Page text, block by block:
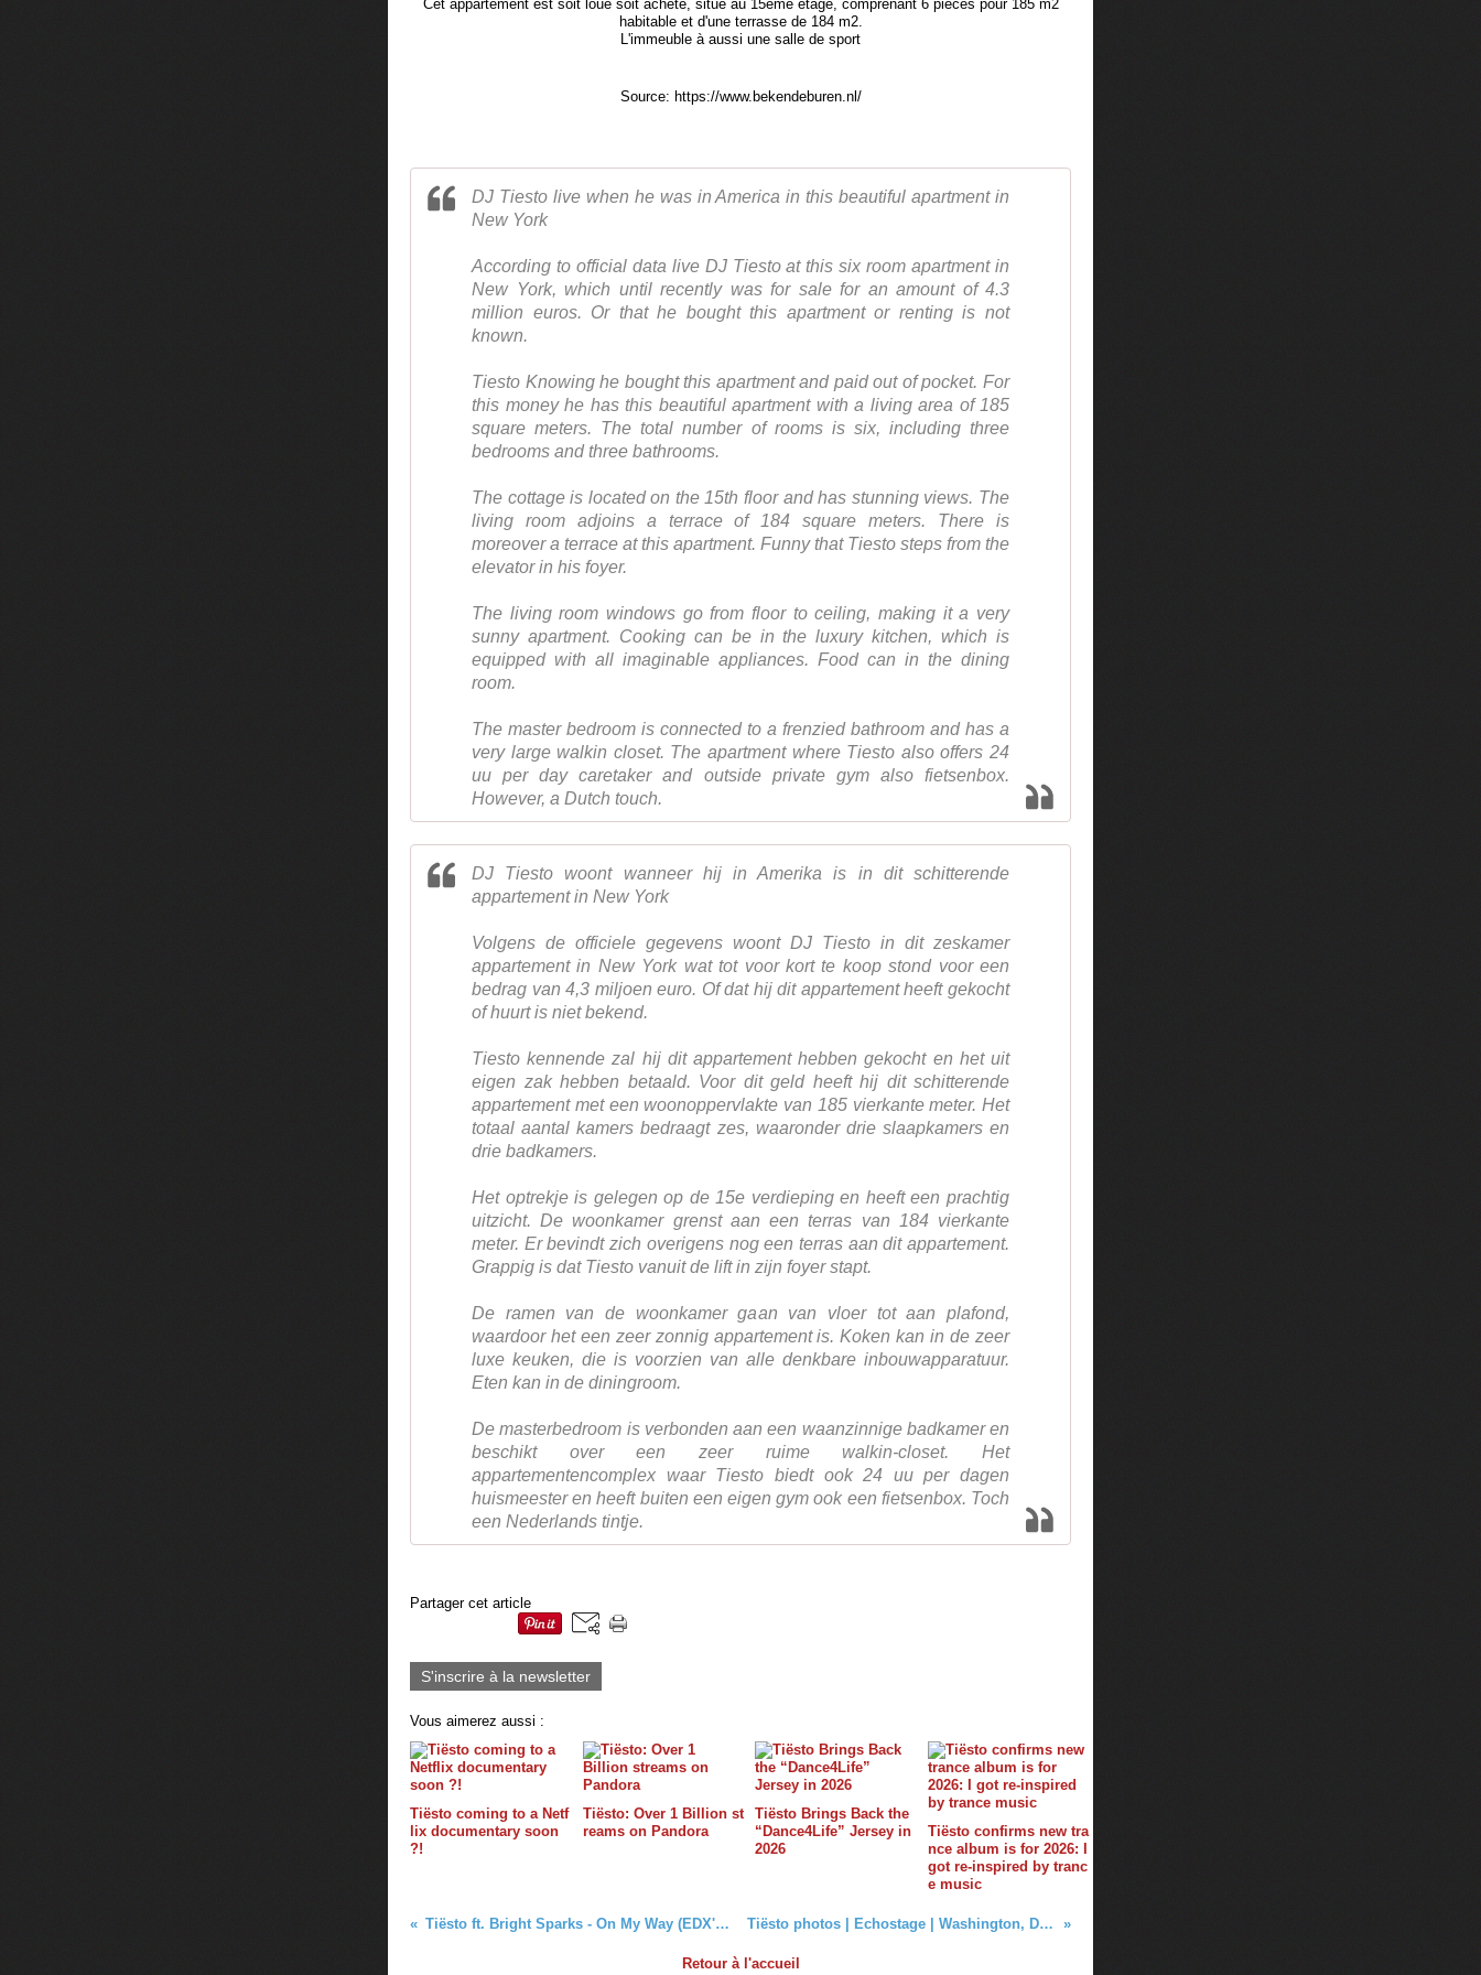
Cet appartement est soit loué soit acheté, situé au 15éme étage, comprenant 6 piéces pour 185 m2
habitable et d'une terrasse de 184 m2.
L'immeuble à aussi une salle de sport
Source: https://www.bekendeburen.nl/
DJ Tiesto live when he was in America in this beautiful apartment in
New York
According to official data live DJ Tiesto at this six room apartment in
New York, which until recently was for sale for an amount of 4.3
million euros. Or that he bought this apartment or renting is not
known.
Tiesto Knowing he bought this apartment and paid out of pocket. For
this money he has this beautiful apartment with a living area of ​​185
square meters. The total number of rooms is six, including three
bedrooms and three bathrooms.
The cottage is located on the 15th floor and has stunning views. The
living room adjoins a terrace of 184 square meters. There is
moreover a terrace at this apartment. Funny that Tiesto steps from the
elevator in his foyer.
The living room windows go from floor to ceiling, making it a very
sunny apartment. Cooking can be in the luxury kitchen, which is
equipped with all imaginable appliances. Food can in the dining
room.
The master bedroom is connected to a frenzied bathroom and has a
very large walkin closet. The apartment where Tiesto also offers 24
uu per day caretaker and outside private gym also fietsenbox.
However, a Dutch touch.
DJ Tiesto woont wanneer hij in Amerika is in dit schitterende
appartement in New York
Volgens de officiele gegevens woont DJ Tiesto in dit zeskamer
appartement in New York wat tot voor kort te koop stond voor een
bedrag van 4,3 miljoen euro. Of dat hij dit appartement heeft gekocht
of huurt is niet bekend.
Tiesto kennende zal hij dit appartement hebben gekocht en het uit
eigen zak hebben betaald. Voor dit geld heeft hij dit schitterende
appartement met een woonoppervlakte van 185 vierkante meter. Het
totaal aantal kamers bedraagt zes, waaronder drie slaapkamers en
drie badkamers.
Het optrekje is gelegen op de 15e verdieping en heeft een prachtig
uitzicht. De woonkamer grenst aan een terras van 184 vierkante
meter. Er bevindt zich overigens nog een terras aan dit appartement.
Grappig is dat Tiesto vanuit de lift in zijn foyer stapt.
De ramen van de woonkamer gaan van vloer tot aan plafond,
waardoor het een zeer zonnig appartement is. Koken kan in de zeer
luxe keuken, die is voorzien van alle denkbare inbouwapparatuur.
Eten kan in de diningroom.
De masterbedroom is verbonden aan een waanzinnige badkamer en
beschikt over een zeer ruime walkin-closet. Het
appartementencomplex waar Tiesto biedt ook 24 uu per dagen
huismeester en heeft buiten een eigen gym ook een fietsenbox. Toch
een Nederlands tintje.
Partager cet article
S'inscrire à la newsletter
Vous aimerez aussi :
Tiësto coming to a Netf
lix documentary soon
?!
Tiësto: Over 1 Billion st
reams on Pandora
Tiësto Brings Back the
“Dance4Life” Jersey in
2026
Tiësto confirms new tra
nce album is for 2026: I
got re-inspired by tranc
e music
Tiësto ft. Bright Sparks - On My Way (EDX's Miami Sunset Remix) Tiësto photos | Echostage | Washington, DC - March 10 & 11, 2017
Retour à l'accueil